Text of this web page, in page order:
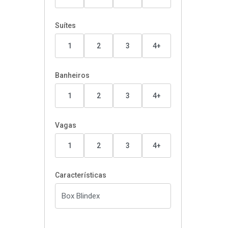
Suítes
1 2 3 4+
Banheiros
1 2 3 4+
Vagas
1 2 3 4+
Características